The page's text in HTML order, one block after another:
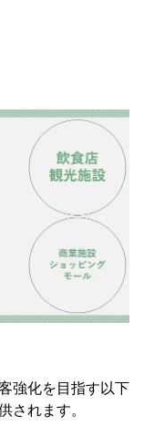
強化を目指す以下
されます。